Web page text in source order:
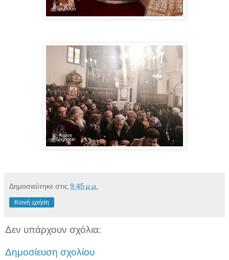
Δημοσιεύτηκε στις 9:45 μ.μ.
Κοινή χρήση
Δεν υπάρχουν σχόλια:
Δημοσίευση σχολίου